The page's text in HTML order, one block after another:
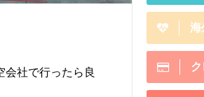
社で行ったら良
海